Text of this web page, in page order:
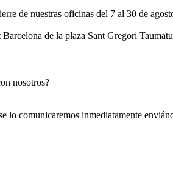
de nuestras oficinas del 7 al 30 de
Barcelona de la plaza Sant Gregori
nosotros?
lo comunicaremos inmediatamente